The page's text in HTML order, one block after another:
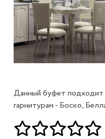
Данный буфет подходит
гарнитурам - Боско,